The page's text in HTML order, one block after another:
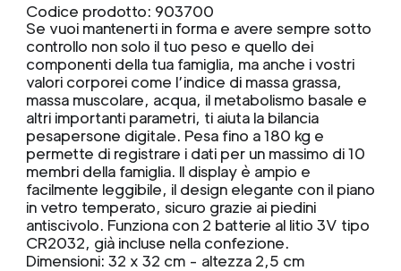
Codice prodotto: 903700
Se vuoi mantenerti in forma e avere sempre sotto
controllo non solo il tuo peso e quello dei
componenti della tua famiglia, ma anche i vostri
valori corporei come l’indice di massa grassa,
massa muscolare, acqua, il metabolismo basale e
altri importanti parametri, ti aiuta la bilancia
pesapersone digitale. Pesa fino a 180 kg e
permette di registrare i dati per un massimo di 10
membri della famiglia. Il display è ampio e
facilmente leggibile, il design elegante con il piano
in vetro temperato, sicuro grazie ai piedini
antiscivolo. Funziona con 2 batterie al litio 3V tipo
CR2032, già incluse nella confezione.
Dimensioni: 32 x 32 cm - altezza 2,5 cm